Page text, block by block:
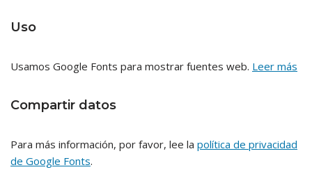
Uso
Usamos Google Fonts para mostrar fuentes web. Leer más
Compartir datos
Para más información, por favor, lee la política de privacidad
de Google Fonts.